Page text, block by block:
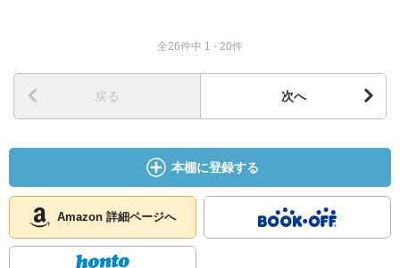
全26件中 1 - 20件
戻る 次へ
本棚に登録する
Amazon 詳細ページへ